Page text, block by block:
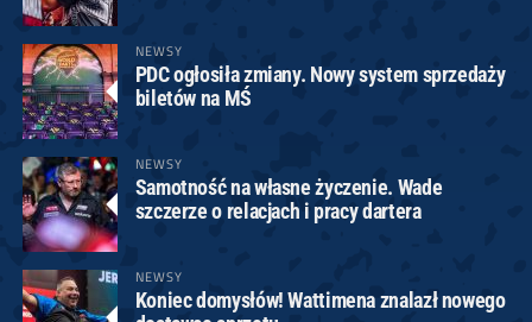
NEWSY
PDC ogłosiła zmiany. Nowy system sprzedaży
biletów na MŚ
NEWSY
Samotność na własne życzenie. Wade
szczerze o relacjach i pracy dartera
NEWSY
Koniec domysłów! Wattimena znalazł nowego